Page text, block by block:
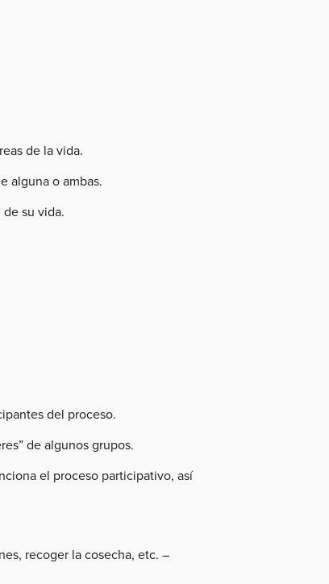
de la vida.
alguna o ambas.
de su vida.
del proceso.
de algunos grupos.
el proceso participativo, así
recoger la cosecha, etc. –